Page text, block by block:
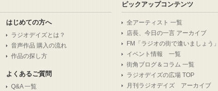
はじめての方へ
ラジオデイズとは？
音声作品 購入の流れ
作品の探し方
よくあるご質問
Q&A 一覧
ピックアップコンテンツ
全アーティスト 一覧
店長、今日の一言 アーカイブ
FM「ラジオの街で逢いましょう」
イベント情報 一覧
街角ブログ＆コラム 一覧
ラジオデイズの広場 TOP
月刊ラジオデイズ アーカイブ